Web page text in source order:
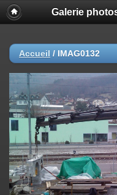
Galerie
Accueil / IMAG0132